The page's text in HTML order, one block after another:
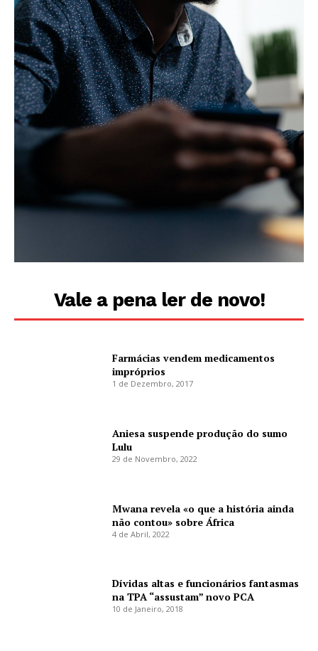
Vale a pena ler de novo!
Farmácias vendem medicamentos
impróprios
1 de Dezembro, 2017
Aniesa suspende produção do sumo
Lulu
29 de Novembro, 2022
Mwana revela «o que a história ainda
não contou» sobre África
4 de Abril, 2022
Dívidas altas e funcionários fantasmas
na TPA “assustam” novo PCA
10 de Janeiro, 2018